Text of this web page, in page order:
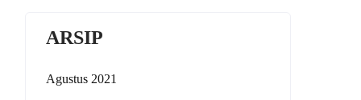
ARSIP
Agustus 2021